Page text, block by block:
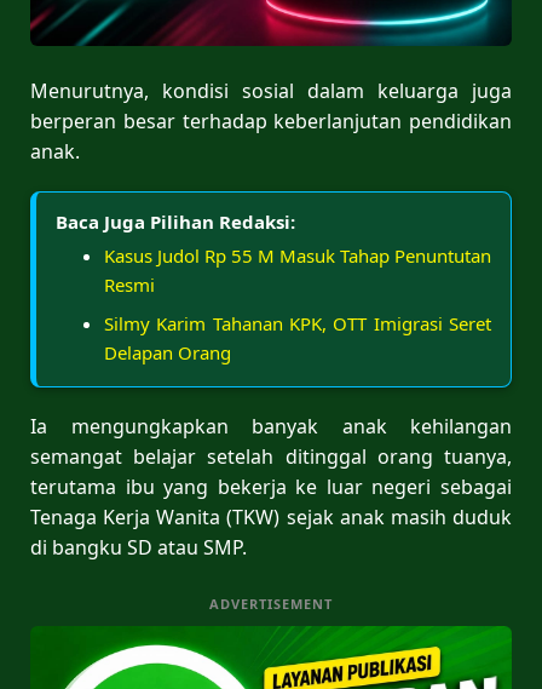
Menurutnya, kondisi sosial dalam keluarga juga
berperan besar terhadap keberlanjutan pendidikan
anak.
Baca Juga Pilihan Redaksi:
Kasus Judol Rp 55 M Masuk Tahap Penuntutan
Resmi
Silmy Karim Tahanan KPK, OTT Imigrasi Seret
Delapan Orang
Ia mengungkapkan banyak anak kehilangan
semangat belajar setelah ditinggal orang tuanya,
terutama ibu yang bekerja ke luar negeri sebagai
Tenaga Kerja Wanita (TKW) sejak anak masih duduk
di bangku SD atau SMP.
ADVERTISEMENT